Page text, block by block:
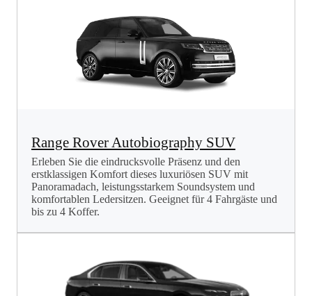
Range Rover Autobiography SUV
Erleben Sie die eindrucksvolle Präsenz und den
erstklassigen Komfort dieses luxuriösen SUV mit
Panoramadach, leistungsstarkem Soundsystem und
komfortablen Ledersitzen. Geeignet für 4 Fahrgäste und
bis zu 4 Koffer.